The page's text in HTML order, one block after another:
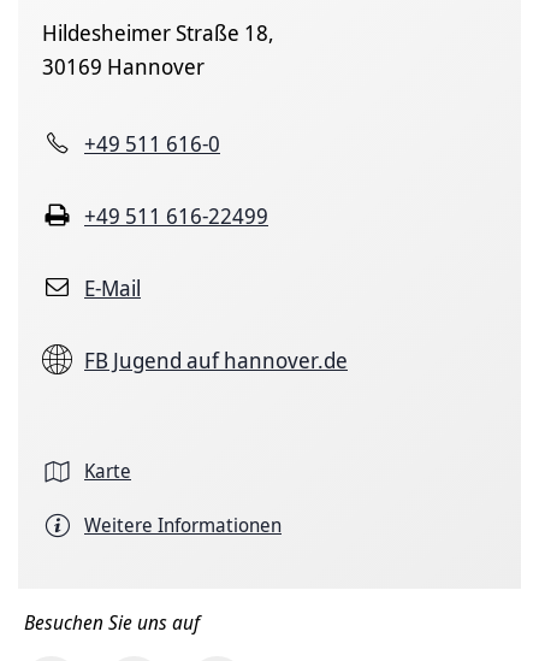
Hildesheimer Straße 18,
30169 Hannover
+49 511 616-0
+49 511 616-22499
E-Mail
FB Jugend auf hannover.de
Karte
Weitere Informationen
Besuchen Sie uns auf